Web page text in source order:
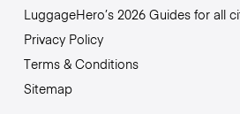
LuggageHero’s 2026 Guides for all
Privacy Policy
Terms & Conditions
Sitemap